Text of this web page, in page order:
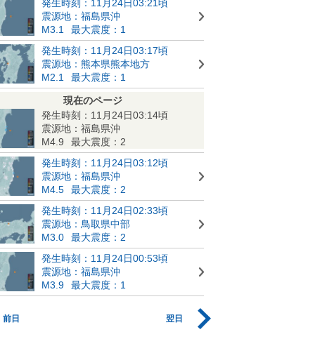
発生時刻：11月24日03:21頃
震源地：福島県沖
M3.1
最大震度：1
発生時刻：11月24日03:17頃
震源地：熊本県熊本地方
M2.1
最大震度：1
現在のページ
発生時刻：11月24日03:14頃
震源地：福島県沖
M4.9
最大震度：2
発生時刻：11月24日03:12頃
震源地：福島県沖
M4.5
最大震度：2
発生時刻：11月24日02:33頃
震源地：鳥取県中部
M3.0
最大震度：2
発生時刻：11月24日00:53頃
震源地：福島県沖
M3.9
最大震度：1
前日 翌日